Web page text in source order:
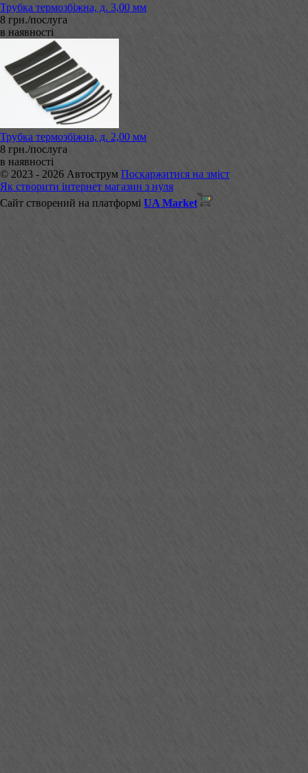
Трубка термозбіжна, д. 3,00 мм
8 грн./послуга
в наявності
Трубка термозбіжна, д. 2,00 мм
8 грн./послуга
в наявності
© 2023 - 2026 Автострум Поскаржитися на зміст
Як створити інтернет магазин з нуля
Сайт створений на платформі UA Market